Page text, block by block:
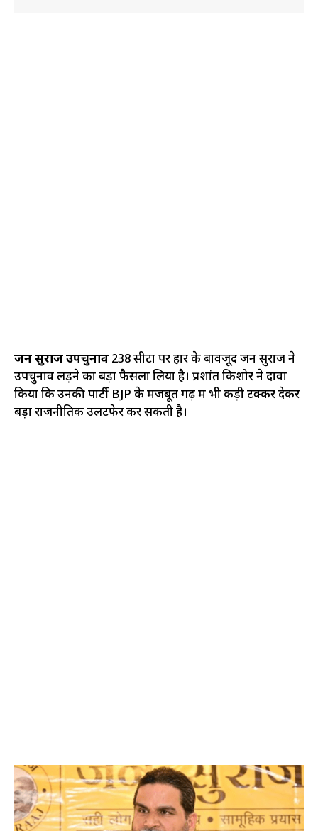
जन सुराज उपचुनाव 238 सीटों पर हार के बावजूद जन सुराज ने
उपचुनाव लड़ने का बड़ा फैसला लिया है। प्रशांत किशोर ने दावा
किया कि उनकी पार्टी BJP के मजबूत गढ़ में भी कड़ी टक्कर देकर
बड़ा राजनीतिक उलटफेर कर सकती है।